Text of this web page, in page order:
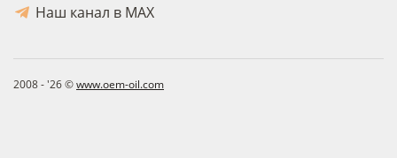
Наш канал в MAX
2008 - '26 ©www.oem-oil.com